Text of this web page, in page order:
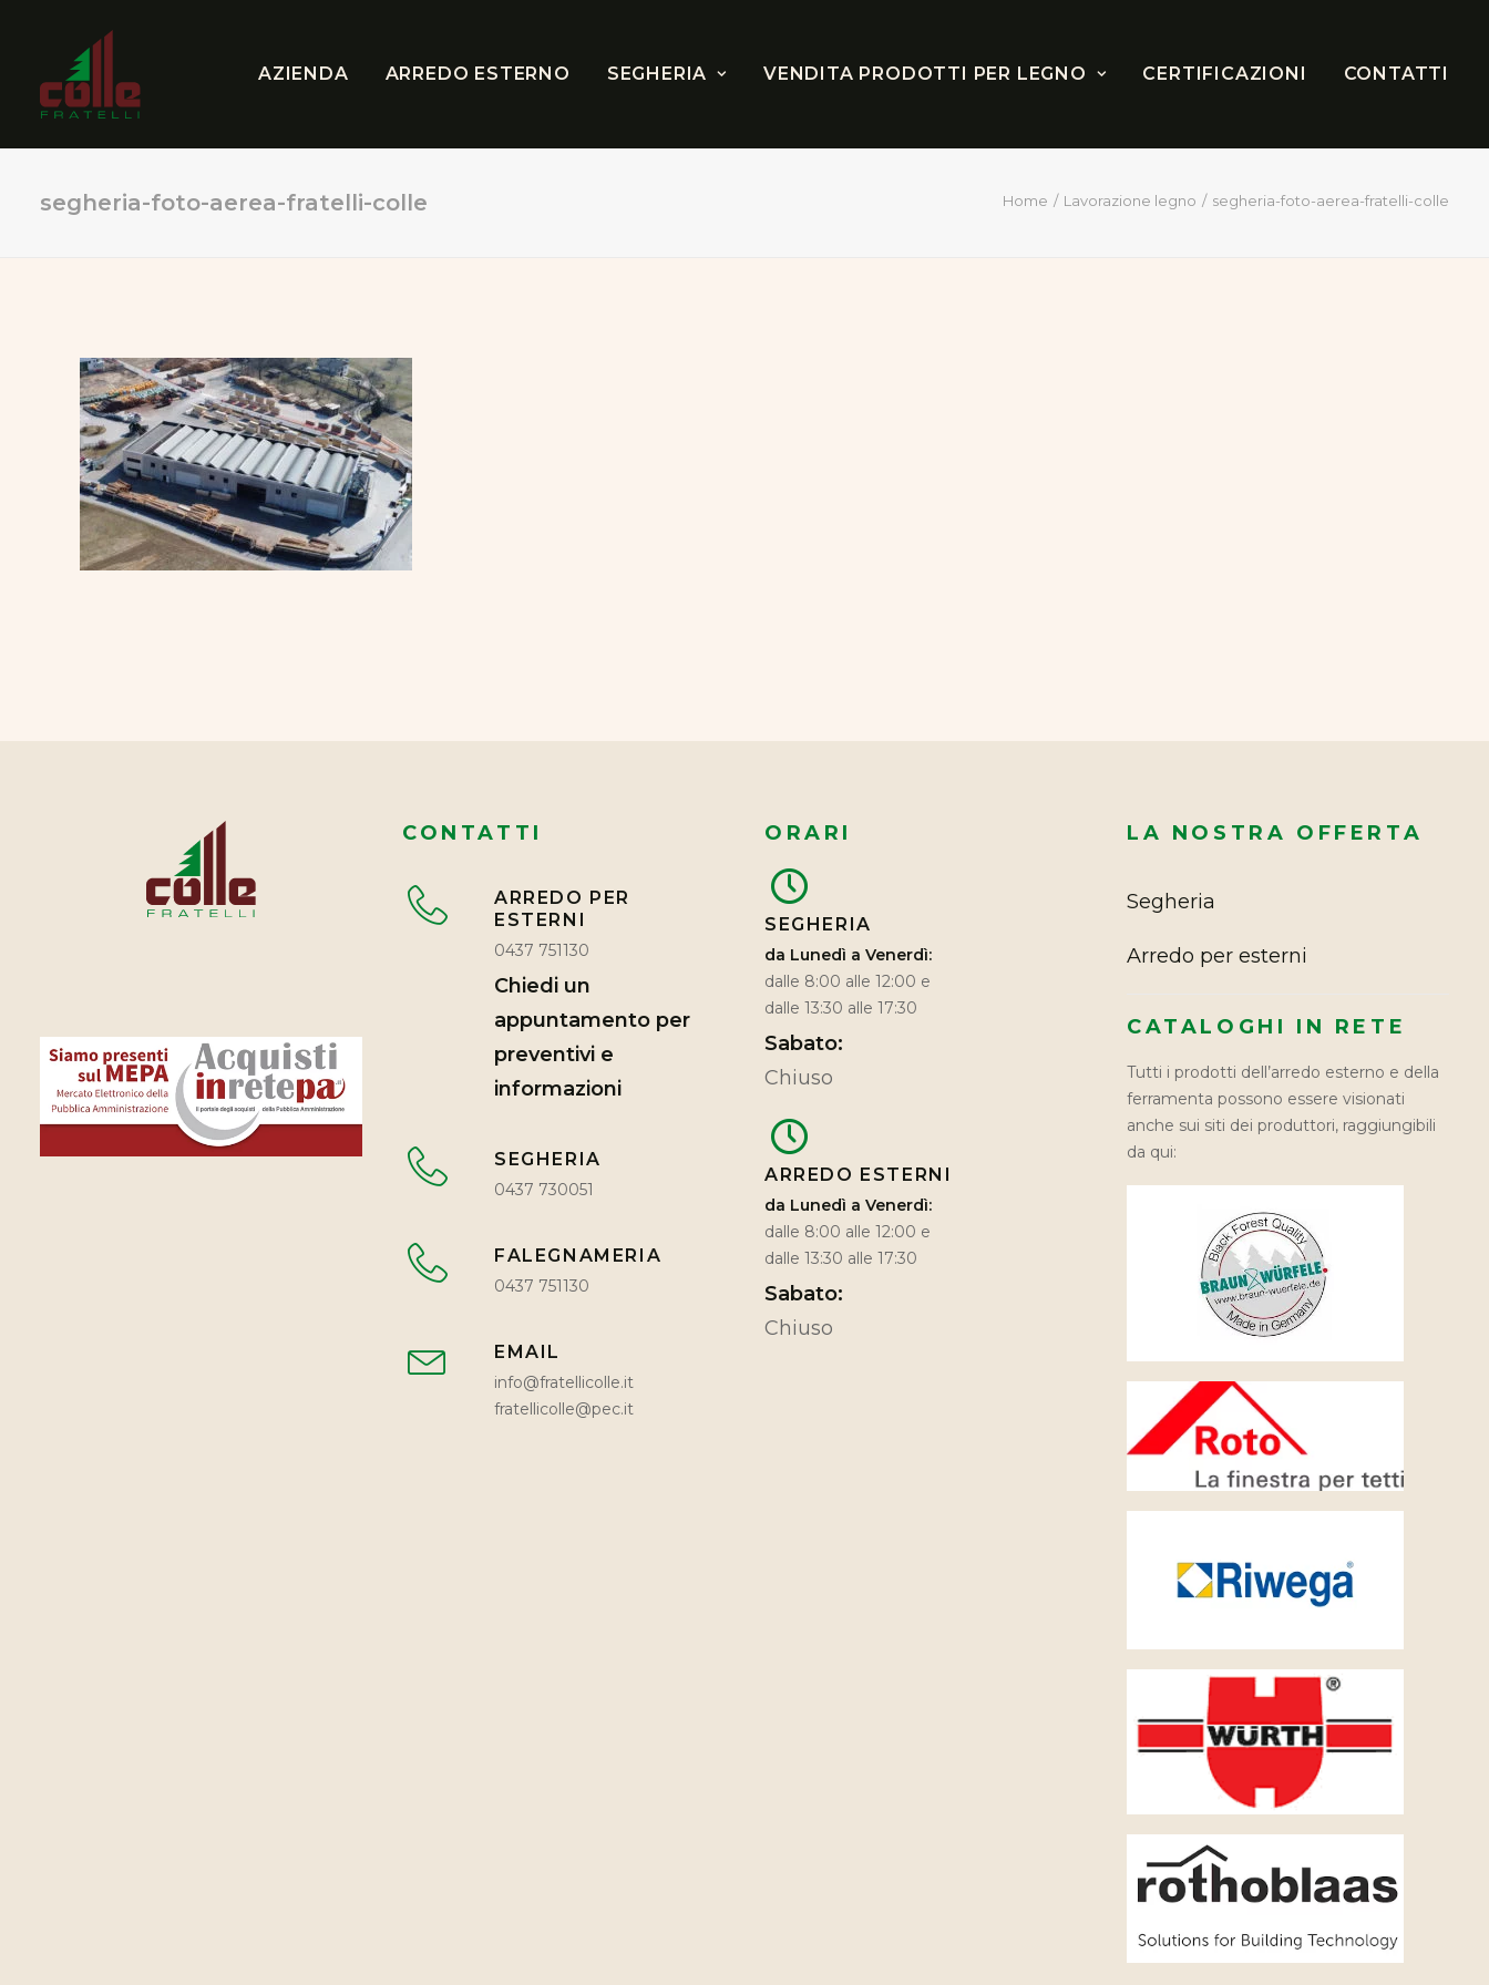
AZIENDA ARREDO ESTERNO SEGHERIA VENDITA PRODOTTI PER LEGNO CERTIFICAZIONI CONTATTI
segheria-foto-aerea-fratelli-colle Home Lavorazione legno segheria-foto-aerea-fratelli-colle
CONTATTI
ARREDO PER
ESTERNI
0437 751130
Chiedi un
appuntamento per
preventivi e
informazioni
SEGHERIA
0437 730051
FALEGNAMERIA
0437 751130
EMAIL
info@fratellicolle.it
fratellicolle@pec.it
ORARI
SEGHERIA
da Lunedì a Venerdì:
dalle 8:00 alle 12:00 e
dalle 13:30 alle 17:30
Sabato:
Chiuso
ARREDO ESTERNI
da Lunedì a Venerdì:
dalle 8:00 alle 12:00 e
dalle 13:30 alle 17:30
Sabato:
Chiuso
LA NOSTRA OFFERTA
Segheria
Arredo per esterni
CATALOGHI IN RETE
Tutti i prodotti dell’arredo esterno e della
ferramenta possono essere visionati
anche sui siti dei produttori, raggiungibili
da qui: